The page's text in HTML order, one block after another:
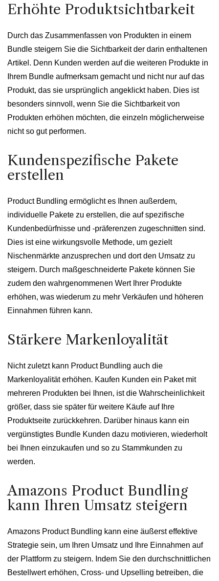
Erhöhte Produktsichtbarkeit
Durch das Zusammenfassen von Produkten in einem
Bundle steigern Sie die Sichtbarkeit der darin enthaltenen
Artikel. Denn Kunden werden auf die weiteren Produkte in
Ihrem Bundle aufmerksam gemacht und nicht nur auf das
Produkt, das sie ursprünglich angeklickt haben. Dies ist
besonders sinnvoll, wenn Sie die Sichtbarkeit von
Produkten erhöhen möchten, die einzeln möglicherweise
nicht so gut performen.
Kundenspezifische Pakete
erstellen
Product Bundling ermöglicht es Ihnen außerdem,
individuelle Pakete zu erstellen, die auf spezifische
Kundenbedürfnisse und -präferenzen zugeschnitten sind.
Dies ist eine wirkungsvolle Methode, um gezielt
Nischenmärkte anzusprechen und dort den Umsatz zu
steigern. Durch maßgeschneiderte Pakete können Sie
zudem den wahrgenommenen Wert Ihrer Produkte
erhöhen, was wiederum zu mehr Verkäufen und höheren
Einnahmen führen kann.
Stärkere Markenloyalität
Nicht zuletzt kann Product Bundling auch die
Markenloyalität erhöhen. Kaufen Kunden ein Paket mit
mehreren Produkten bei Ihnen, ist die Wahrscheinlichkeit
größer, dass sie später für weitere Käufe auf Ihre
Produktseite zurückkehren. Darüber hinaus kann ein
vergünstigtes Bundle Kunden dazu motivieren, wiederholt
bei Ihnen einzukaufen und so zu Stammkunden zu
werden.
Amazons Product Bundling
kann Ihren Umsatz steigern
Amazons Product Bundling kann eine äußerst effektive
Strategie sein, um Ihren Umsatz und Ihre Einnahmen auf
der Plattform zu steigern. Indem Sie den durchschnittlichen
Bestellwert erhöhen, Cross- und Upselling betreiben, die